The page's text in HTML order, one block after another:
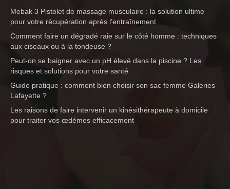
Mebak 3 Pistolet de massage musculaire : la solution ultime
pour votre récupération après l’entraînement
Comment faire un dégradé raie sur le côté homme : techniques
aux ciseaux ou à la tondeuse ?
Peut-on se baigner avec un pH élevé dans la piscine ? Les
risques et solutions pour votre santé
Guide pratique : comment bien choisir son sac femme Galeries
Lafayette ?
Les raisons de faire intervenir un kinésithérapeute à domicile
pour traiter vos œdèmes efficacement